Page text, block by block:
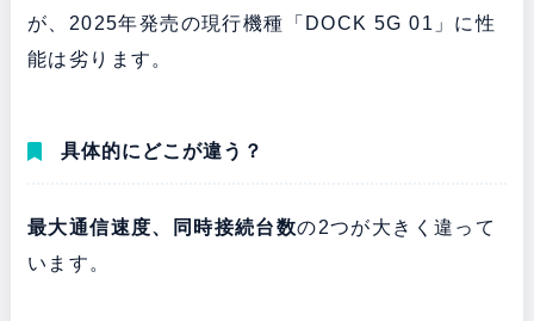
が、2025年発売の現行機種「DOCK 5G 01」に性
能は劣ります。
具体的にどこが違う？
最大通信速度、同時接続台数の2つが大きく違って
います。